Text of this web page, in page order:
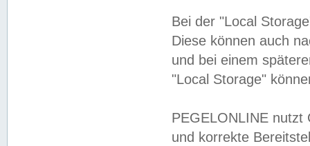
Bei der "Local
Diese können auch
und bei einem
"Local Storage"
PEGELONLINE nutzt
und korrekte